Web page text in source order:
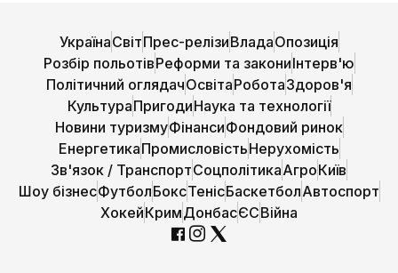
УкраїнаСвітПрес-релізиВладаОпозиція
Розбір польотівРеформи та закониІнтерв'ю
Політичний оглядачОсвітаРоботаЗдоров'я
КультураПригодиНаука та технології
Новини туризмуФінансиФондовий ринок
ЕнергетикаПромисловістьНерухомість
Зв'язок / ТранспортСоцполітикаАгроКиїв
Шоу бізнесФутболБоксТенісБаскетболАвтоспорт
ХокейКримДонбасЄСВійна